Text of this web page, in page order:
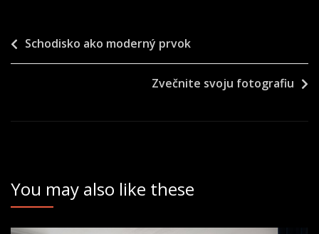
Navigace
pro
Schodisko ako moderný prvok
Zvečnite svoju fotografiu
You may also like these